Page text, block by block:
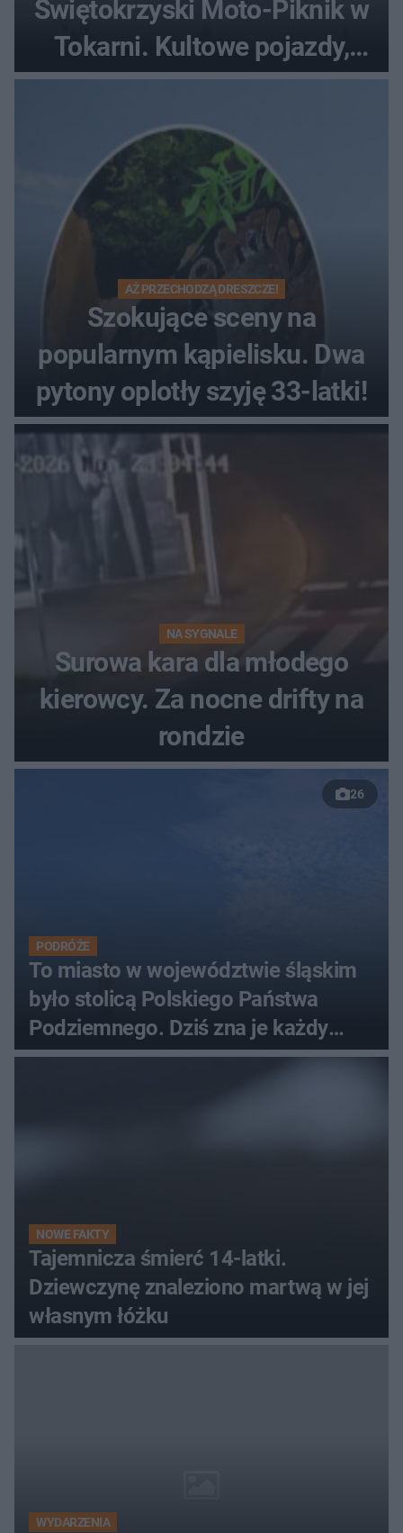
Świętokrzyski Moto-Piknik w
Tokarni. Kultowe pojazdy,
pokazy i muzyczna scena w
Muzeum Wsi Kieleckiej
AŻ PRZECHODZĄ DRESZCZE!
Szokujące sceny na
popularnym kąpielisku. Dwa
pytony oplotły szyję 33-latki!
NA SYGNALE
Surowa kara dla młodego
kierowcy. Za nocne drifty na
rondzie
26
PODRÓŻE
To miasto w województwie śląskim
było stolicą Polskiego Państwa
Podziemnego. Dziś zna je każdy
pielgrzym
NOWE FAKTY
Tajemnicza śmierć 14-latki.
Dziewczynę znaleziono martwą w jej
własnym łóżku
WYDARZENIA